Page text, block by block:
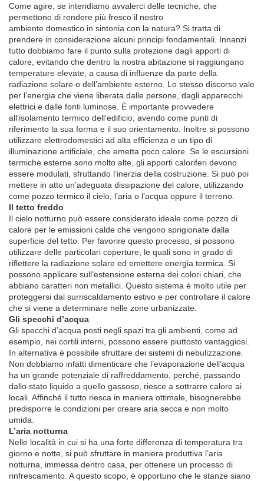
Come agire, se intendiamo avvalerci delle tecniche, che
permettono di rendere più fresco il nostro
ambiente domestico in sintonia con la natura? Si tratta di
prendere in considerazione alcuni principi fondamentali. Innanzi
tutto dobbiamo fare il punto sulla protezione dagli apporti di
calore, evitando che dentro la nostra abitazione si raggiungano
temperature elevate, a causa di influenze da parte della
radiazione solare o dell’ambiente esterno. Lo stesso discorso vale
per l’energia che viene liberata dalle persone, dagli apparecchi
elettrici e dalle fonti luminose. È importante provvedere
all’isolamento termico dell’edificio, avendo come punti di
riferimento la sua forma e il suo orientamento. Inoltre si possono
utilizzare elettrodomestici ad alta efficienza e un tipo di
illuminazione artificiale, che emetta poco calore. Se le escursioni
termiche esterne sono molto alte, gli apporti caloriferi devono
essere modulati, sfruttando l’inerzia della costruzione. Si può poi
mettere in atto un’adeguata dissipazione del calore, utilizzando
come pozzo termico il cielo, l’aria o l’acqua oppure il terreno.
Il tetto freddo
Il cielo notturno può essere considerato ideale come pozzo di
calore per le emissioni calde che vengono sprigionate dalla
superficie del tetto. Per favorire questo processo, si possono
utilizzare delle particolari coperture, le quali sono in grado di
riflettere la radiazione solare ed emettere energia termica. Si
possono applicare sull’estensione esterna dei colori chiari, che
abbiano caratteri non metallici. Questo sistema è molto utile per
proteggersi dal surriscaldamento estivo e per controllare il calore
che si viene a determinare nelle zone urbanizzate.
Gli specchi d’acqua
Gli specchi d’acqua posti negli spazi tra gli ambienti, come ad
esempio, nei cortili interni, possono essere piuttosto vantaggiosi.
In alternativa è possibile sfruttare dei sistemi di nebulizzazione.
Non dobbiamo infatti dimenticare che l’evaporazione dell’acqua
ha un grande potenziale di raffreddamento, perché, passando
dallo stato liquido a quello gassoso, riesce a sottrarre calore ai
locali. Affinché il tutto riesca in maniera ottimale, bisognerebbe
predisporre le condizioni per creare aria secca e non molto
umida.
L’aria notturna
Nelle località in cui si ha una forte differenza di temperatura tra
giorno e notte, si può sfruttare in maniera produttiva l’aria
notturna, immessa dentro casa, per ottenere un processo di
rinfrescamento. A questo scopo, è opportuno che le stanze siano